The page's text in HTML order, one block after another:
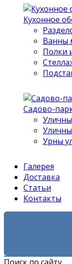
Кухонное
Ванны
Полки
Садово-
Урны
Галерея
Доставка
Статьи
Контакты